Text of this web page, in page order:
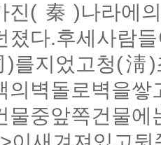
진(秦)나라에
졌다.후세사람
를지었고청(淸)
의벽돌로벽을
물중앞쪽건물